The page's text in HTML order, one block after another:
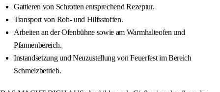
Gattieren von Schrotten entsprechend Rezeptur.
Transport von Roh- und Hilfsstoffen.
Arbeiten an der Ofenbühne sowie am Warmhalteofen und
Pfannenbereich.
Instandsetzung und Neuzustellung von Feuerfest im Bereich
Schmelzbetrieb.